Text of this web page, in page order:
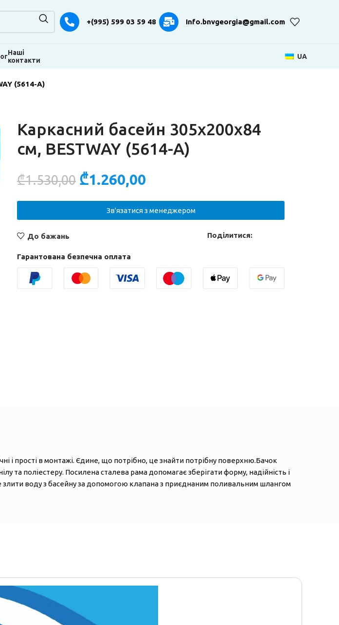
+(995) 599 03 59 48 Info.bnvgeorgia@gmail.com
Наші
контакти
UA
(5614-A)
Каркасний басейн 305х200х84
см, BESTWAY (5614-A)
₾1.530,00 ₾1.260,00
Зв'язатися з менеджером
До бажань Поділитися:
Гарантована безпечна оплата
і прості в монтажі. Єдине, що потрібно, це знайти потрібну поверхню.Бачок
та поліестеру. Посилена сталева рама допомагає зберігати форму, надійність і
злити воду з басейну за допомогою клапана з приєднаним поливальним шлангом